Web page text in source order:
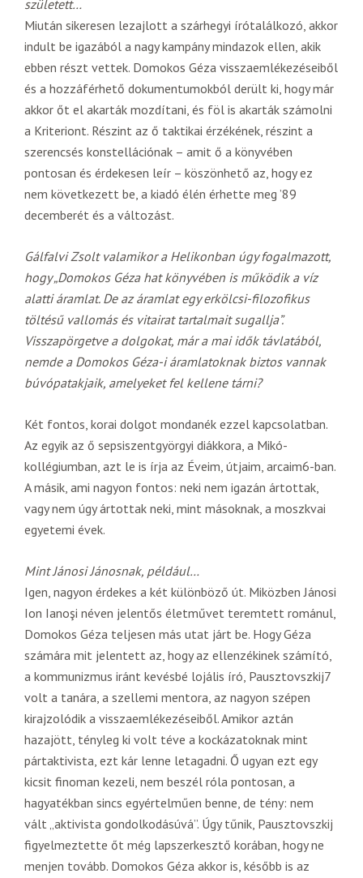
született…
Miután sikeresen lezajlott a szárhegyi írótalálkozó, akkor
indult be igazából a nagy kampány mindazok ellen, akik
ebben részt vettek. Domokos Géza visszaemlékezéseiből
és a hozzáférhető dokumentumokból derült ki, hogy már
akkor őt el akarták mozdítani, és föl is akarták számolni
a Kriteriont. Részint az ő taktikai érzékének, részint a
szerencsés konstellációnak – amit ő a könyvében
pontosan és érdekesen leír – köszönhető az, hogy ez
nem következett be, a kiadó élén érhette meg ’89
decemberét és a változást.
Gálfalvi Zsolt valamikor a Helikonban úgy fogalmazott,
hogy „Domokos Géza hat könyvében is működik a víz
alatti áramlat. De az áramlat egy erkölcsi-filozofikus
töltésű vallomás és vitairat tartalmait sugallja”.
Visszapörgetve a dolgokat, már a mai idők távlatából,
nemde a Domokos Géza-i áramlatoknak biztos vannak
búvópatakjaik, amelyeket fel kellene tárni?
Két fontos, korai dolgot mondanék ezzel kapcsolatban.
Az egyik az ő sepsiszentgyörgyi diákkora, a Mikó-
kollégiumban, azt le is írja az Éveim, útjaim, arcaim6-ban.
A másik, ami nagyon fontos: neki nem igazán ártottak,
vagy nem úgy ártottak neki, mint másoknak, a moszkvai
egyetemi évek.
Mint Jánosi Jánosnak, például…
Igen, nagyon érdekes a két különböző út. Miközben Jánosi
Ion Ianoşi néven jelentős életművet teremtett románul,
Domokos Géza teljesen más utat járt be. Hogy Géza
számára mit jelentett az, hogy az ellenzékinek számító,
a kommunizmus iránt kevésbé lojális író, Pausztovszkij7
volt a tanára, a szellemi mentora, az nagyon szépen
kirajzolódik a visszaemlékezéseiből. Amikor aztán
hazajött, tényleg ki volt téve a kockázatoknak mint
pártaktivista, ezt kár lenne letagadni. Ő ugyan ezt egy
kicsit finoman kezeli, nem beszél róla pontosan, a
hagyatékban sincs egyértelműen benne, de tény: nem
vált „aktivista gondolkodásúvá”. Úgy tűnik, Pausztovszkij
figyelmeztette őt még lapszerkesztő korában, hogy ne
menjen tovább. Domokos Géza akkor is, később is az